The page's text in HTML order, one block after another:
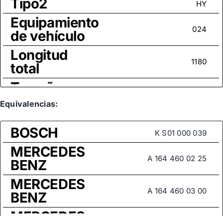
Tipo2 HY
Equipamiento
de vehículo 024
Longitud
total 1180
Tamaño
rosca
Medida de
rosca (rótula
axial)
M14x1,5
Equivalencias:
BOSCH K S01 000 039
MERCEDES
BENZ A 164 460 02 25
MERCEDES
BENZ A 164 460 03 00